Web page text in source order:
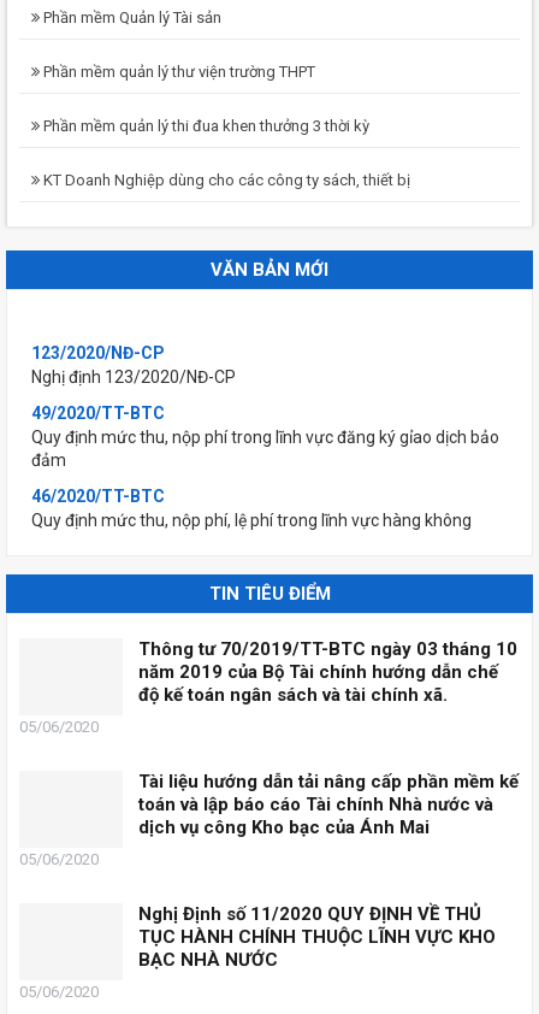
Phần mềm Quản lý Tài sản
Phần mềm quản lý thư viện trường THPT
Phần mềm quản lý thi đua khen thưởng 3 thời kỳ
KT Doanh Nghiệp dùng cho các công ty sách, thiết bị
VĂN BẢN MỚI
Nghị định 123/2020/NĐ-CP
Quy định mức thu, nộp phí trong lĩnh vực đăng ký gỉao dịch bảo
đảm
Quy định mức thu, nộp phí, lệ phí trong lĩnh vực hàng không
mã vạch nước ngoài và lệ phí sở hữu công nghiệp
Quy định mức thu, nộp phí thẩm định kỉnh doanh hàng hoá, dịch
vụ hạn chế kinh doanh; hàng hoá, dịch vụ kinh doanh có đỉều
kiện thuộc lĩnh vực thương mại và lệ phí cấp Giấy phép thành
lập Sở Giao dịch...
Quy định mức thu, nộp phí thẩm định nội dung tài liệu không
kinh doanh để cấp giấy phép xuất bản, lệ phí cấp giấy phép
nhập khẩu xuất bản phẩm không kinh doanh, lệ phí đăng ký
Sửa đổi, bổ sung một số điều của Thông tư số 219/2016/TT-
BTC ngày 10 tháng 11 năm 2016 quy định mức thu, chế độ thu,
nộp, quản lý và sử dụng phí, lệ phí trong lĩnh vực xuất cảnh,
nhập cảnh, quá cảnh,...
TIN TIÊU ĐIỂM
Thông tư 70/2019/TT-BTC ngày 03 tháng 10
năm 2019 của Bộ Tài chính hướng dẫn chế
độ kế toán ngân sách và tài chính xã.
05/06/2020
Tài liệu hướng dẫn tải nâng cấp phần mềm kế
toán và lập báo cáo Tài chính Nhà nước và
dịch vụ công Kho bạc của Ánh Mai
05/06/2020
Nghị Định số 11/2020 QUY ĐỊNH VỀ THỦ
TỤC HÀNH CHÍNH THUỘC LĨNH VỰC KHO
BẠC NHÀ NƯỚC
05/06/2020